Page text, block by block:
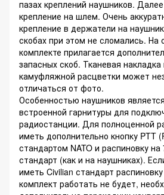
пазах креплений наушников.
крепление на шлем. Очень
крепление в держатели на
скобах при этом не сломались. На
комплекте прилагается
запасных скоб. Тканевая накладка
камуфляжной расцветки может
отличаться от фото.
Особенностью наушников
встроенной гарнитуры для
радиостанции. Для полноценной
иметь дополнительно кнопку PTT
стандартом NATO и распиновку
стандарт (как и на наушниках).
иметь Civilian стандарт
комплект работать не будет,